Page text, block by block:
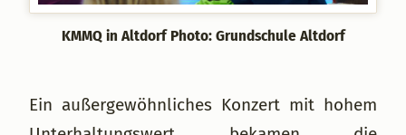
KMMQ in Altdorf Photo: Grundschule Altdorf
Ein außergewöhnliches Konzert mit hohem